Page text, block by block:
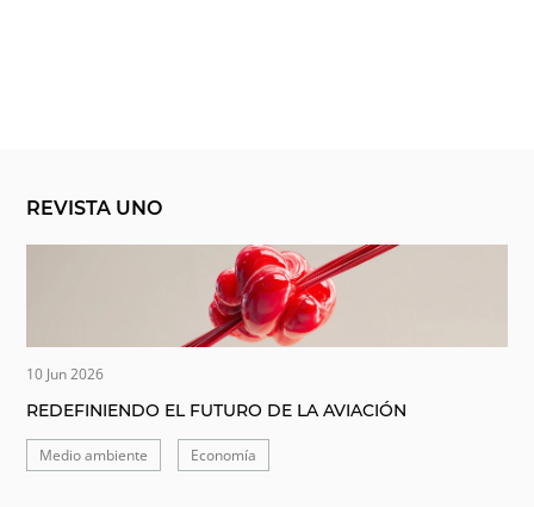
REVISTA UNO
10 Jun 2026
REDEFINIENDO EL FUTURO DE LA AVIACIÓN
Medio ambiente Economía